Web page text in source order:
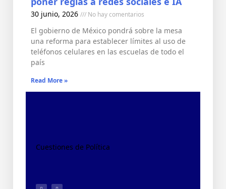
30 junio, 2026 No hay comentarios
El gobierno de México pondrá sobre la mesa
una reforma para establecer límites al uso de
teléfonos celulares en las escuelas de todo el
país
Read More »
Cuestiones de Política